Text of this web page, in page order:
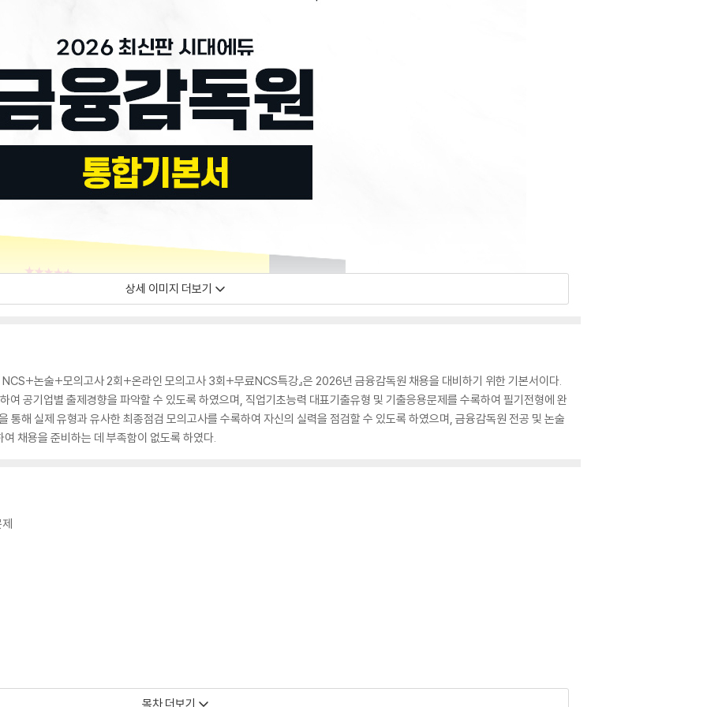
상세 이미지 더보기
논술+모의고사 2회+온라인 모의고사 3회+무료NCS특강』은 2026년 금융감독원 채용을 대비하기 위한 기본서이다.
공기업별 출제경향을 파악할 수 있도록 하였으며, 직업기초능력 대표기출유형 및 기출응용문제를 수록하여 필기전형에 완
통해 실제 유형과 유사한 최종점검 모의고사를 수록하여 자신의 실력을 점검할 수 있도록 하였으며, 금융감독원 전공 및 논술
채용을 준비하는 데 부족함이 없도록 하였다.
목차 더보기